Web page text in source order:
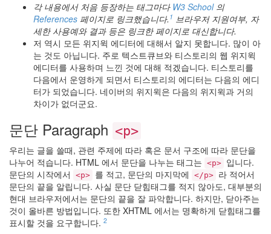
각 내용에서 처음 등장하는 태그마다 W3 School의
References 페이지로 링크했습니다. 1 브라우저 지원여부, 자
세한 사용예와 결과 등은 링크한 페이지로 대신합니다.
저 역시 모든 위지윅 에디터에 대해서 알지 못합니다. 많이 아
는 것도 아닙니다. 주로 텍스트큐브와 티스토리의 웹 위지윅
에디터를 사용하며 느낀 것에 대해 적겠습니다. 티스토리를
다음에서 운영하게 되면서 티스토리의 에디터는 다음의 에디
터가 되었습니다. 네이버의 위지윅은 다음의 위지윅과 거의
차이가 없더군요.
문단 Paragraph <p>
우리는 글을 쓸때, 관련 주제에 따라 혹은 문서 구조에 따라 문단을
나누어 적습니다. HTML 에서 문단을 나누는 태그는 <p> 입니다.
문단의 시작에서
<p> 를 적고, 문단의 마지막에 </p> 라 적어서
문단의 끝을 알립니다. 사실 문단 닫힘태그를 적지 않아도, 대부분의
현대 브라우저에서는 문단의 끝을 잘 파악합니다. 하지만, 닫아주는
것이 올바른 방법입니다. 또한 XHTML 에서는 명확하게 닫힘태그를
표시할 것을 요구합니다. 2
인
제
스
Monkey
개
구
리